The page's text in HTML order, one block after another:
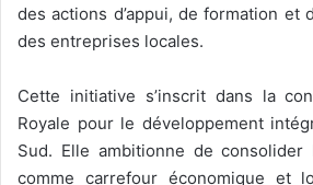
des actions d’appui, de formation et
des entreprises locales.
Cette initiative s’inscrit dans la
Royale pour le développement
Sud. Elle ambitionne de consolider
comme carrefour économique et